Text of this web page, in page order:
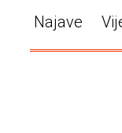
Najave